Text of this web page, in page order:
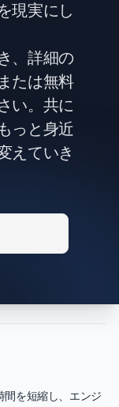
現実にし
、詳細の
たは無料
い。共に
っと身近
えていき
間を短縮し、エンジ